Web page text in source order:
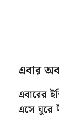
এবার
এবারের
এসে ঘুরে